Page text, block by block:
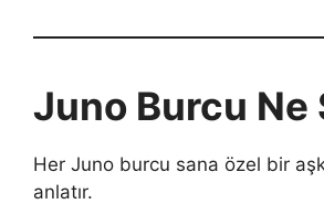
Juno Burcu Ne
Her Juno burcu sana özel bir
anlatır.